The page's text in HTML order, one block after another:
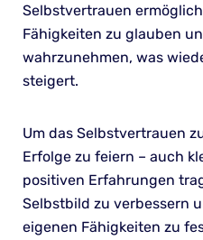
Selbstvertrauen
Fähigkeiten zu glauben
wahrzunehmen, was
steigert.
Um das Selbstvertrauen
Erfolge zu feiern – auch
positiven Erfahrungen
Selbstbild zu verbessern
eigenen Fähigkeiten zu